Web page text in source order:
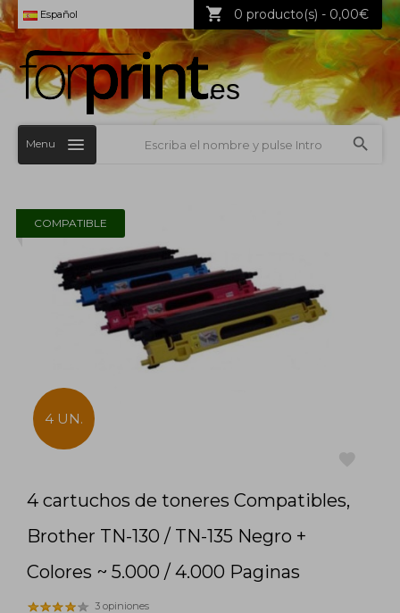
Español 0 producto(s) - 0,00€
Menu
COMPATIBLE
4 UN.
4 cartuchos de toneres Compatibles,
Brother TN-130 / TN-135 Negro +
Colores ~ 5.000 / 4.000 Paginas
3 opiniones